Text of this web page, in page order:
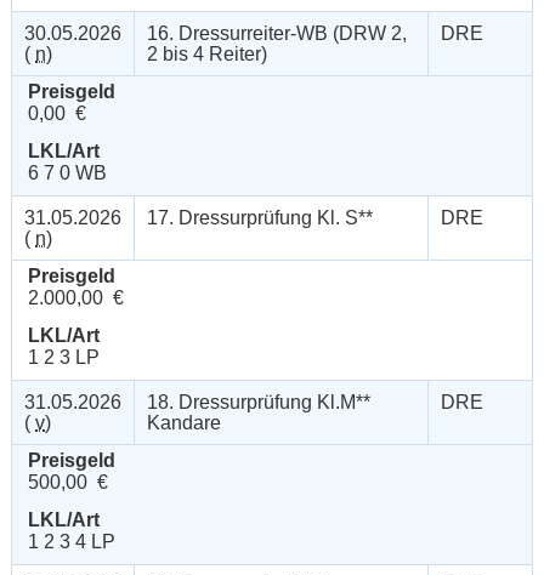
30.05.2026
( n)
16. Dressurreiter-WB (DRW 2,
2 bis 4 Reiter)
DRE
Preisgeld
0,00 €
LKL/Art
6 7 0 WB
31.05.2026
( n)
17. Dressurprüfung Kl. S** DRE
Preisgeld
2.000,00 €
LKL/Art
1 2 3 LP
31.05.2026
( v)
18. Dressurprüfung Kl.M**
Kandare
DRE
Preisgeld
500,00 €
LKL/Art
1 2 3 4 LP